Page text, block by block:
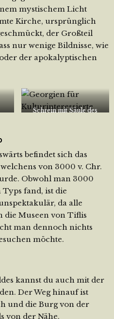
mystischem Licht
Kirche, ursprünglich
der Großteil
nur wenige Bildnisse, wie
der apokalyptischen
Schrein mit Säule des
befindet sich das
von 3000 v. Chr.
Obwohl man 3000
fand, ist die
da alle
die Museen von Tiflis
man dennoch nichts
möchte.
kannst du auch mit der
Der Weg hinauf ist
und die Burg von der
von der Nähe.